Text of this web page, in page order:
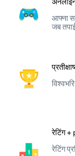
आफ्ना
जब
रेटिंग +
रेटिंग